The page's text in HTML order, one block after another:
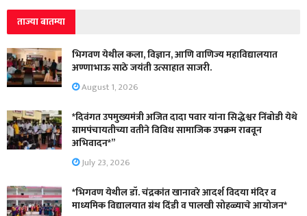
ताज्या बातम्या
भिगवण येथील कला, विज्ञान, आणि वाणिज्य महाविद्यालयात
अण्णाभाऊ साठे जयंती उत्साहात साजरी.
August 1, 2026
*दिवंगत उपमुख्यमंत्री अजित दादा पवार यांना सिद्धेश्वर निंबोडी येथे
ग्रामपंचायतीच्या वतीने विविध सामाजिक उपक्रम राबवून
अभिवादन*”
July 23, 2026
*भिगवण येथील डॉ. चंद्रकांत खानावरे आदर्श विदया मंदिर व
माध्यमिक विद्यालयात ग्रंथ दिंडी व पालखी सोहळ्याचे आयोजन*